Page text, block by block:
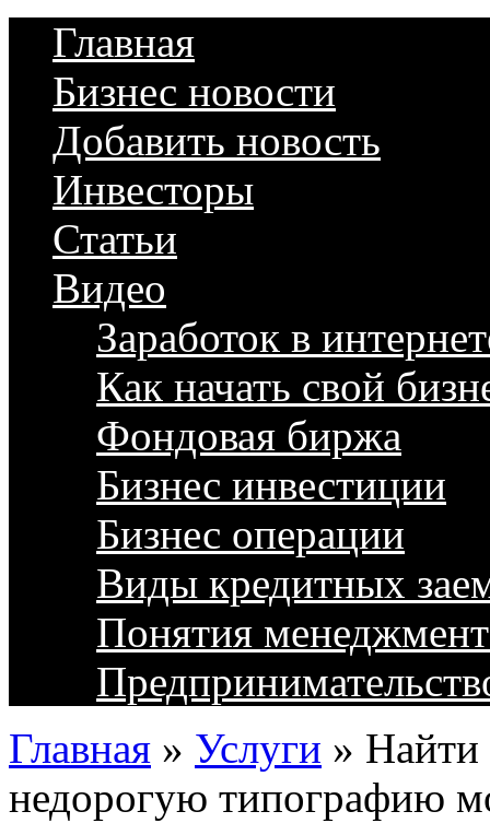
Главная
Бизнес новости
Добавить новость
Инвесторы
Статьи
Видео
Заработок в
Как начать свой
Фондовая биржа
Бизнес инвестиции
Бизнес операции
Виды кредитных
Понятия
Главная » Услуги » Найти
недорогую типографию